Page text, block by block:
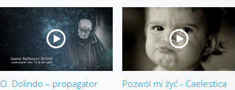
O. Dolindo – propagator
Pozwól mi żyć - Caelestica